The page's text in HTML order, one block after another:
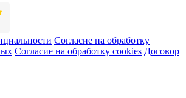
Согласие на обработку
Согласие на обработку cookies Договор